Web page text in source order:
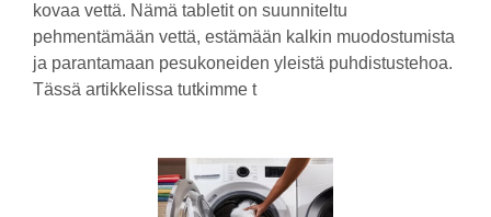
kovaa vettä. Nämä tabletit on suunniteltu
pehmentämään vettä, estämään kalkin muodostumista
ja parantamaan pesukoneiden yleistä puhdistustehoa.
Tässä artikkelissa tutkimme t